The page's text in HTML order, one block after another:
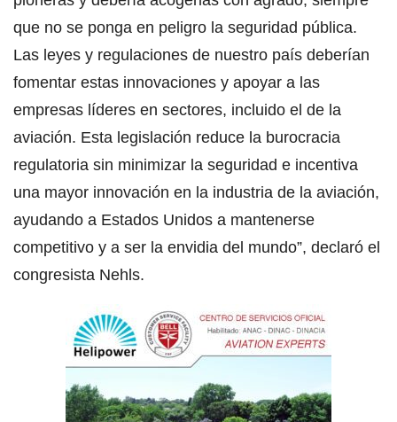
que no se ponga en peligro la seguridad pública.
Las leyes y regulaciones de nuestro país deberían
fomentar estas innovaciones y apoyar a las
empresas líderes en sectores, incluido el de la
aviación. Esta legislación reduce la burocracia
regulatoria sin minimizar la seguridad e incentiva
una mayor innovación en la industria de la aviación,
ayudando a Estados Unidos a mantenerse
competitivo y a ser la envidia del mundo”, declaró el
congresista Nehls.